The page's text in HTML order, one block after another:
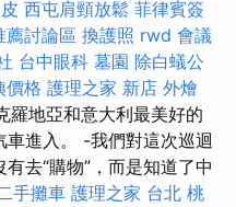
西屯肩頸放鬆 菲律賓簽
薦討論區 換護照 rwd 會議
台中眼科 墓園 除白蟻公
價格 護理之家 新店 外燴
羅地亞和意大利最美好的
進入。 -我們對這次巡迴
去“購物”，而是知道了中
手攤車 護理之家 台北 桃